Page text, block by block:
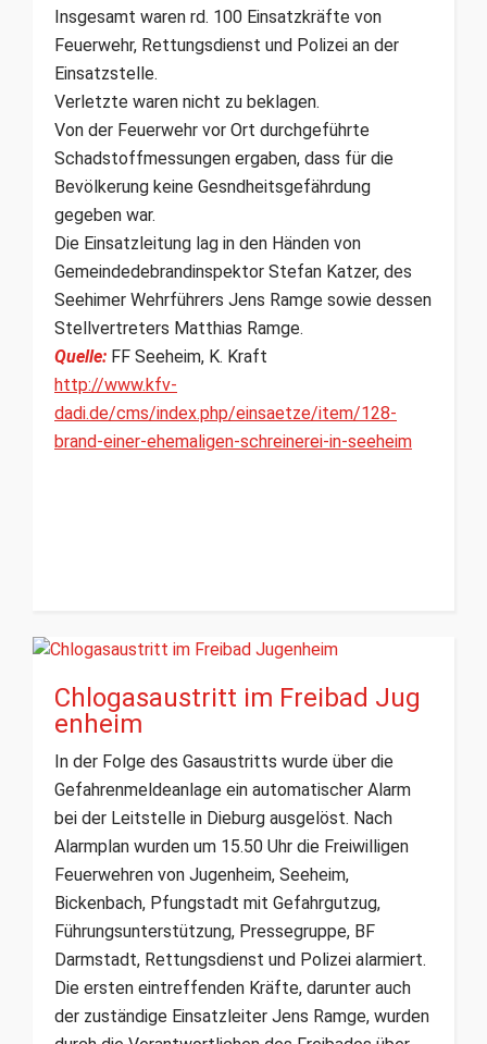
Insgesamt waren rd. 100 Einsatzkräfte von
Feuerwehr, Rettungsdienst und Polizei an der
Einsatzstelle.
Verletzte waren nicht zu beklagen.
Von der Feuerwehr vor Ort durchgeführte
Schadstoffmessungen ergaben, dass für die
Bevölkerung keine Gesndheitsgefährdung
gegeben war.
Die Einsatzleitung lag in den Händen von
Gemeindedebrandinspektor Stefan Katzer, des
Seehimer Wehrführers Jens Ramge sowie dessen
Stellvertreters Matthias Ramge.
Quelle: FF Seeheim, K. Kraft
http://www.kfv-
dadi.de/cms/index.php/einsaetze/item/128-
brand-einer-ehemaligen-schreinerei-in-seeheim
Chlogasaustritt im Freibad Jug
enheim
In der Folge des Gasaustritts wurde über die
Gefahrenmeldeanlage ein automatischer Alarm
bei der Leitstelle in Dieburg ausgelöst. Nach
Alarmplan wurden um 15.50 Uhr die Freiwilligen
Feuerwehren von Jugenheim, Seeheim,
Bickenbach, Pfungstadt mit Gefahrgutzug,
Führungsunterstützung, Pressegruppe, BF
Darmstadt, Rettungsdienst und Polizei alarmiert.
Die ersten eintreffenden Kräfte, darunter auch
der zuständige Einsatzleiter Jens Ramge, wurden